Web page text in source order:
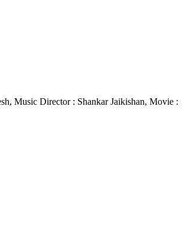
Music Director : Shankar Jaikishan, Movie :